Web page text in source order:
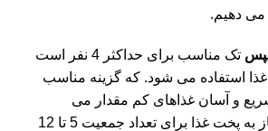
می ‌دهیم.
تک مناسب برای حداکثر 4 نفر است
غذا استفاده می‌ شود. که گزینه مناسب
و آسان غذاهای کم‌ مقدار می‌
در صورت نیاز به پخت غذا برای تعداد جمعیت 5 تا 12